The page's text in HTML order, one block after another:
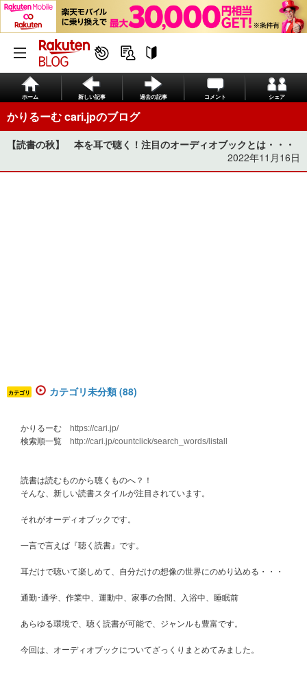
ホーム 新しい記事 過去の記事 コメント シェア
かりるーむ cari.jpのブログ
【読書の秋】 本を耳で聴く！注目のオーディオブックとは・・・
2022年11月16日
カテゴリ カテゴリ未分類 (88)
かりるーむ https://cari.jp/
検索順一覧 http://cari.jp/countclick/search_words/listall
読書は読むものから聴くものへ？！
そんな、新しい読書スタイルが注目されています。
それがオーディオブックです。
一言で言えば『聴く読書』です。
耳だけで聴いて楽しめて、自分だけの想像の世界にのめり込める・・・
通勤･通学、作業中、運動中、家事の合間、入浴中、睡眠前
あらゆる環境で、聴く読書が可能で、ジャンルも豊富です。
今回は、オーディオブックについてざっくりまとめてみました。